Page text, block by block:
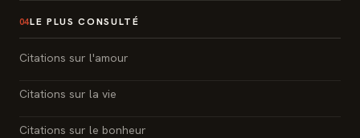
04LE PLUS CONSULTÉ
Citations sur l'amour
Citations sur la vie
Citations sur le bonheur